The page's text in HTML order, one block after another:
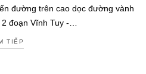
đường trên cao dọc đường vành
đoạn Vĩnh Tuy -…
TIẾP